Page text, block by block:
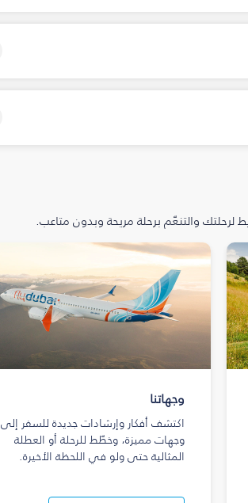
والتنعّم برحلة مريحة وبدون متاعب.
وجهاتنا
اكتشف أفكار وإرشادات جديدة للسفر إلى
وجهات مميزة، وخطّط للرحلة أو العطلة
المثالية حتى ولو في اللحظة الأخيرة.